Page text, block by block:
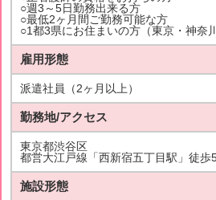
○週3～5日勤務出来る方
○最低2ヶ月間ご勤務可能な方
○1都3県にお住まいの方（東京・神奈
雇用形態
派遣社員（2ヶ月以上）
勤務地/アクセス
東京都渋谷区
都営大江戸線「西新宿五丁目駅」徒歩
施設形態